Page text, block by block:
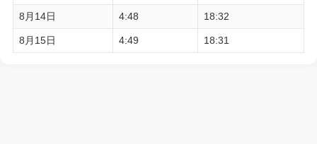
8月14日 4:48 18:32
8月15日 4:49 18:31